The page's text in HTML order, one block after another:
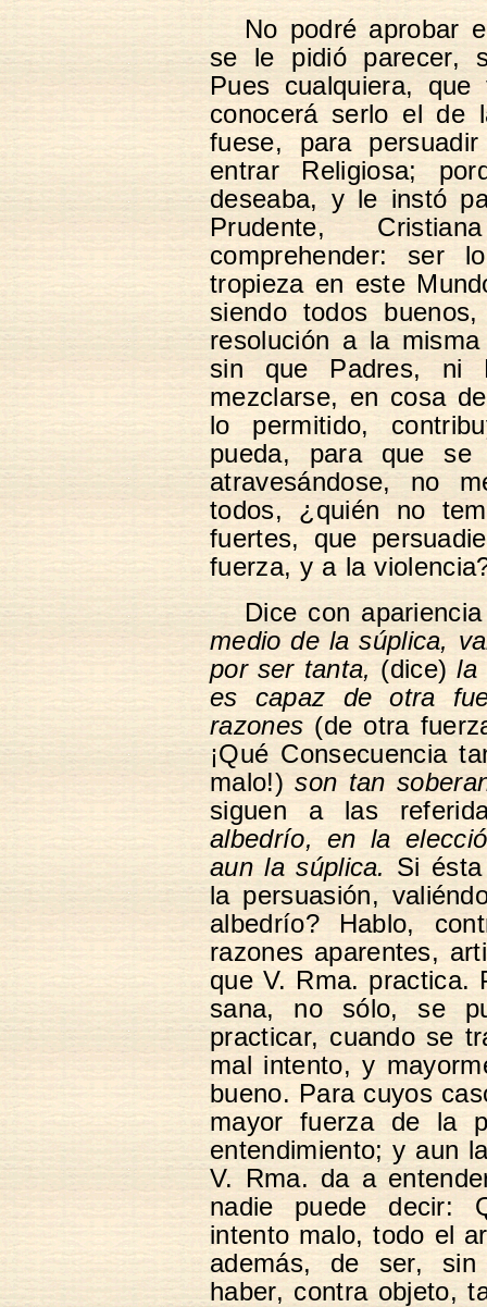
No podré aprobar
se le pidió parecer,
Pues cualquiera,
conocerá serlo el de
fuese, para
entrar Religiosa;
deseaba, y le instó
Prudente,
comprehender: ser
tropieza en este
siendo todos
resolución a la
sin que Padres, ni
mezclarse, en cosa
lo permitido,
pueda, para que se
atravesándose, no
todos, ¿quién no
fuertes, que
fuerza, y a la
Dice con
medio de la súplica,
por ser tanta,(dice)la
es capaz de otra
razones (de otra
¡Qué Consecuencia
malo!)son tan
siguen a las
albedrío, en la
aun la súplica. Si
la persuasión,
albedrío? Hablo,
razones aparentes,
que V. Rma. practica.
sana, no sólo, se
practicar, cuando se
mal intento, y
bueno. Para cuyos
mayor fuerza de la
entendimiento; y aun
V. Rma. da a
nadie puede decir:
intento malo, todo el
además, de ser, sin
haber, contra objeto,